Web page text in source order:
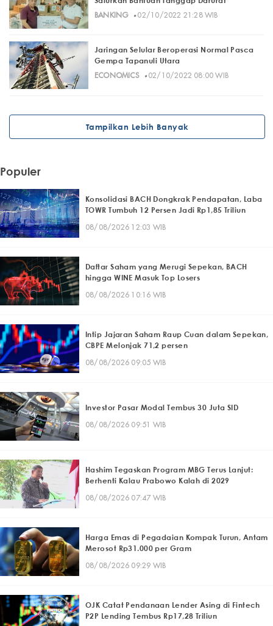
BANKING· 02/10/2022 21:28 WIB
Jaringan Selular Beroperasi Normal Pasca
Gempa Tapanuli Utara
ECONOMICS· 02/10/2022 08:00 WIB
Tampilkan Lebih Banyak
Populer
Konsolidasi BACH Dongkrak Pendapatan, Laba
TOWR Tumbuh 12 Persen Jadi Rp1,85 Triliun
08/08/2026 12:03 WIB
Daftar Saham yang Merugi Sepekan, BACH
hingga WINE Masuk Top Losers
08/08/2026 10:16 WIB
Intip Jajaran Saham Raup Cuan dalam Sepekan,
CBPE Melonjak 71,2 persen
08/08/2026 09:05 WIB
Investor Pasar Modal Tembus 30 Juta SID
08/08/2026 09:51 WIB
Hashim Tegaskan Program MBG Terus Lanjut:
Berhenti Kalau Prabowo Kalah di 2029
08/08/2026 07:47 WIB
Harga Emas di Pegadaian Kompak Turun, Antam
Merosot Rp31.000 per Gram
08/08/2026 09:29 WIB
OJK Catat Pendanaan Lender Asing di Fintech
P2P Lending Tembus Rp17,28 Triliun